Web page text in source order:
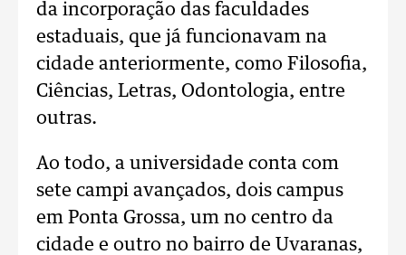
da incorporação das faculdades
estaduais, que já funcionavam na
cidade anteriormente, como Filosofia,
Ciências, Letras, Odontologia, entre
outras.
Ao todo, a universidade conta com
sete campi avançados, dois campus
em Ponta Grossa, um no centro da
cidade e outro no bairro de Uvaranas,